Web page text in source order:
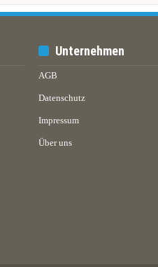
Unternehmen
AGB
Datenschutz
Impressum
Über uns